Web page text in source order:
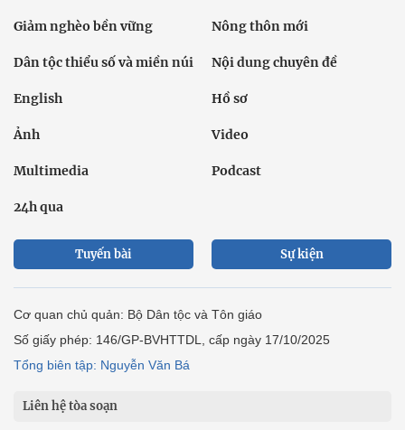
Giảm nghèo bền vững Nông thôn mới
Dân tộc thiểu số và miền núi Nội dung chuyên đề
English Hồ sơ
Ảnh Video
Multimedia Podcast
24h qua
Tuyến bài Sự kiện
Cơ quan chủ quản: Bộ Dân tộc và Tôn giáo
Số giấy phép: 146/GP-BVHTTDL, cấp ngày 17/10/2025
Tổng biên tập: Nguyễn Văn Bá
Liên hệ tòa soạn